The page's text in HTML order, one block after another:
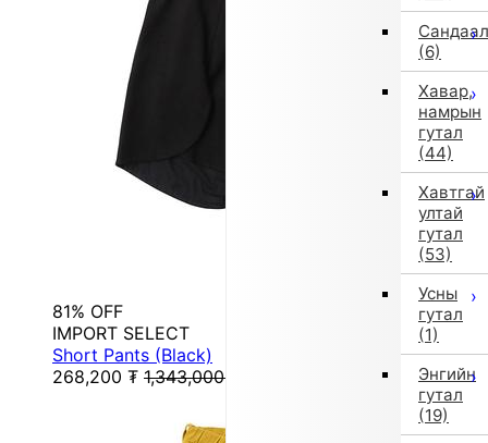
Сандаал
(6)
Хавар,
намрын
гутал
(44)
Хавтгай
ултай
гутал
(53)
Усны
гутал
(1)
Энгийн
гутал
(19)
81% OFF
IMPORT SELECT
Short Pants (Black)
268,200 ₮ 1,343,000